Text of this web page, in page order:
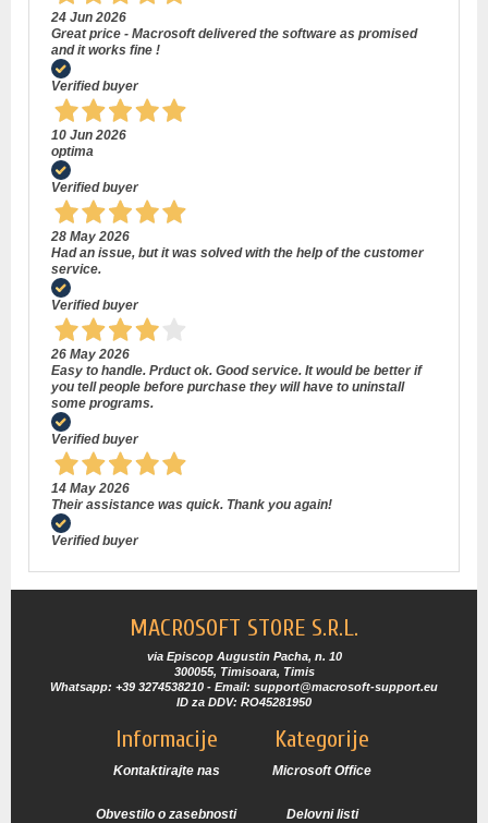
24 Jun 2026
Great price - Macrosoft delivered the software as promised
and it works fine !
Verified buyer
10 Jun 2026
optima
Verified buyer
28 May 2026
Had an issue, but it was solved with the help of the customer
service.
Verified buyer
26 May 2026
Easy to handle. Prduct ok. Good service. It would be better if
you tell people before purchase they will have to uninstall
some programs.
Verified buyer
14 May 2026
Their assistance was quick. Thank you again!
Verified buyer
MACROSOFT STORE S.R.L.
via Episcop Augustin Pacha, n. 10
300055, Timisoara, Timis
Whatsapp: +39 3274538210 - Email: support@macrosoft-support.eu
ID za DDV: RO45281950
Informacije
Kontaktirajte nas
Obvestilo o zasebnosti
Kategorije
Microsoft Office
Delovni listi